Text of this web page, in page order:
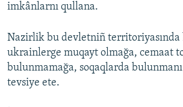
imkânlarnı qullana.
Nazirlik bu devletniñ territoriyasında
ukrainlerge muqayt olmağa, cemaat
bulunmamağa, soqaqlarda bulunmanı
tevsiye ete.